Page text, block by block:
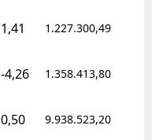
1,41 1.227.300,49
-4,26 1.358.413,80
0,50 9.938.523,20